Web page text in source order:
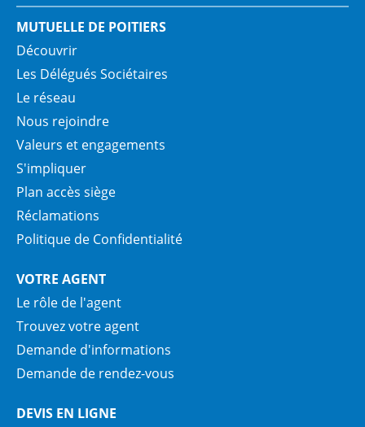
MUTUELLE DE POITIERS
Découvrir
Les Délégués Sociétaires
Le réseau
Nous rejoindre
Valeurs et engagements
S'impliquer
Plan accès siège
Réclamations
Politique de Confidentialité
VOTRE AGENT
Le rôle de l'agent
Trouvez votre agent
Demande d'informations
Demande de rendez-vous
DEVIS EN LIGNE